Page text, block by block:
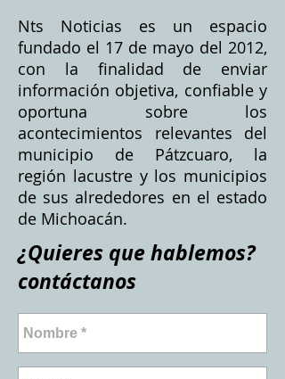
Nts Noticias es un espacio
fundado el 17 de mayo del 2012,
con la finalidad de enviar
información objetiva, confiable y
oportuna sobre los
acontecimientos relevantes del
municipio de Pátzcuaro, la
región lacustre y los municipios
de sus alrededores en el estado
de Michoacán.
¿Quieres que hablemos?
contáctanos